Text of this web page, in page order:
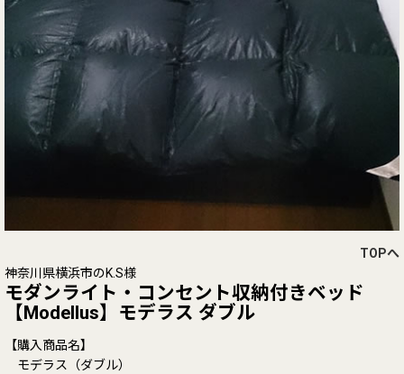
TOPへ
神奈川県横浜市のK.S様
モダンライト・コンセント収納付きベッド
【Modellus】モデラス ダブル
【購入商品名】
モデラス（ダブル）